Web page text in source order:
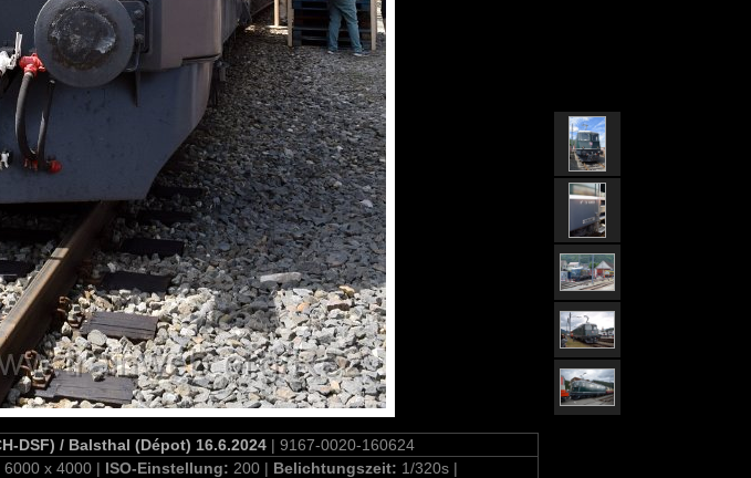
DSF) / Balsthal (Dépot) 16.6.2024| 9167-0020-160624
6000 x 4000 | ISO-Einstellung: 200 | Belichtungszeit: 1/320s |